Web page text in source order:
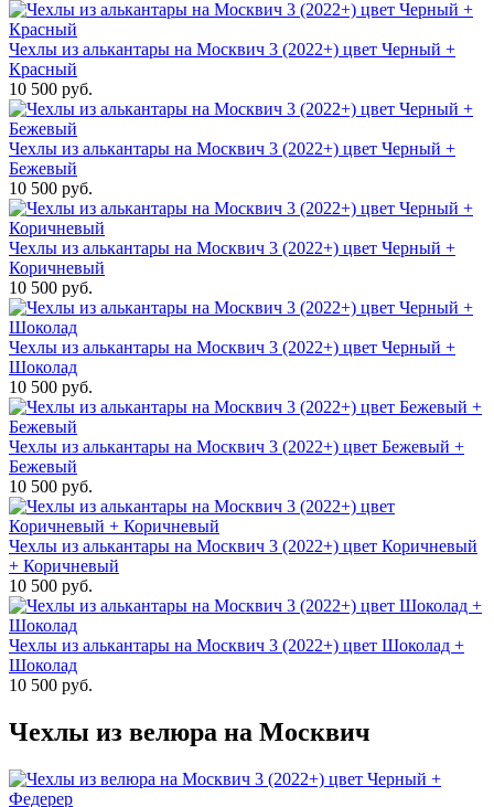
Чехлы из алькантары на Москвич 3 (2022+) цвет Черный +
Красный
10 500 руб.
Чехлы из алькантары на Москвич 3 (2022+) цвет Черный +
Бежевый
10 500 руб.
Чехлы из алькантары на Москвич 3 (2022+) цвет Черный +
Коричневый
10 500 руб.
Чехлы из алькантары на Москвич 3 (2022+) цвет Черный +
Шоколад
10 500 руб.
Чехлы из алькантары на Москвич 3 (2022+) цвет Бежевый +
Бежевый
10 500 руб.
Чехлы из алькантары на Москвич 3 (2022+) цвет Коричневый
+ Коричневый
10 500 руб.
Чехлы из алькантары на Москвич 3 (2022+) цвет Шоколад +
Шоколад
10 500 руб.
Чехлы из велюра на Москвич